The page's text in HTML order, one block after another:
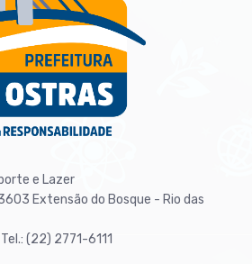
e Lazer
Extensão do Bosque - Rio das
Tel.: (22) 2771-6111